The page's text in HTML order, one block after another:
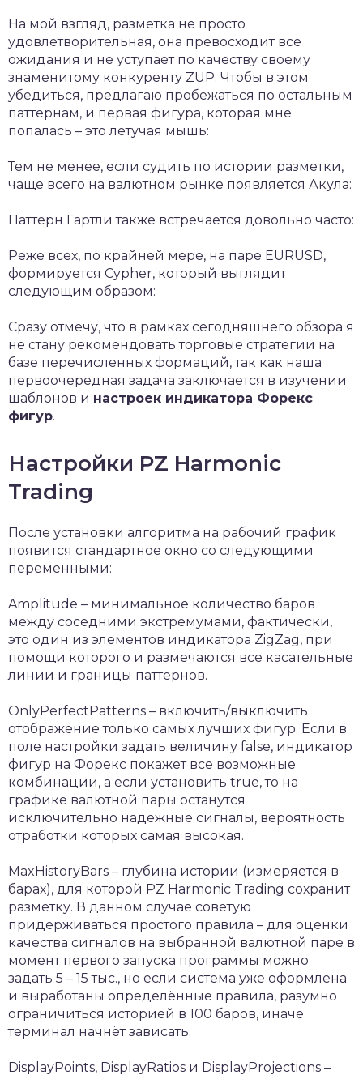
На мой взгляд, разметка не просто
удовлетворительная, она превосходит все
ожидания и не уступает по качеству своему
знаменитому конкуренту ZUP. Чтобы в этом
убедиться, предлагаю пробежаться по остальным
паттернам, и первая фигура, которая мне
попалась – это летучая мышь:
Тем не менее, если судить по истории разметки,
чаще всего на валютном рынке появляется Акула:
Паттерн Гартли также встречается довольно часто:
Реже всех, по крайней мере, на паре EURUSD,
формируется Cypher, который выглядит
следующим образом:
Сразу отмечу, что в рамках сегодняшнего обзора я
не стану рекомендовать торговые стратегии на
базе перечисленных формаций, так как наша
первоочередная задача заключается в изучении
шаблонов и настроек индикатора Форекс
фигур.
Настройки PZ Harmonic
Trading
После установки алгоритма на рабочий график
появится стандартное окно со следующими
переменными:
Amplitude – минимальное количество баров
между соседними экстремумами, фактически,
это один из элементов индикатора ZigZag, при
помощи которого и размечаются все касательные
линии и границы паттернов.
OnlyPerfectPatterns – включить/выключить
отображение только самых лучших фигур. Если в
поле настройки задать величину false, индикатор
фигур на Форекс покажет все возможные
комбинации, а если установить true, то на
графике валютной пары останутся
исключительно надёжные сигналы, вероятность
отработки которых самая высокая.
MaxHistoryBars – глубина истории (измеряется в
барах), для которой PZ Harmonic Trading сохранит
разметку. В данном случае советую
придерживаться простого правила – для оценки
качества сигналов на выбранной валютной паре в
момент первого запуска программы можно
задать 5 – 15 тыс., но если система уже оформлена
и выработаны определённые правила, разумно
ограничиться историей в 100 баров, иначе
терминал начнёт зависать.
DisplayPoints, DisplayRatios и DisplayProjections –